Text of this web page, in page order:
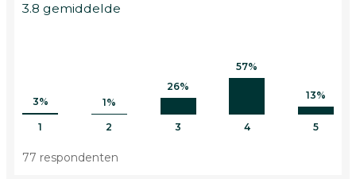
3.8 gemiddelde
3%
1
1%
2
26%
3
57%
4
13%
5
77 respondenten